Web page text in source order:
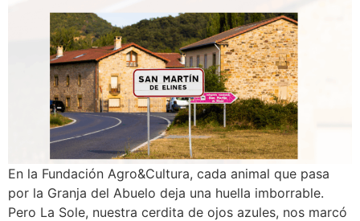
En la Fundación Agro&Cultura, cada animal que pasa
por la Granja del Abuelo deja una huella imborrable.
Pero La Sole, nuestra cerdita de ojos azules, nos marcó